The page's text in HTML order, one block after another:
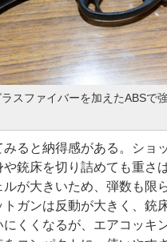
スファイバーを加えたABSで
ると納得感がある。ショ
や銃床を切り詰めても重さ
ルが大きいため、弾数も限
トガンは反動が大きく、銃
にくくなるが、エアコッキ